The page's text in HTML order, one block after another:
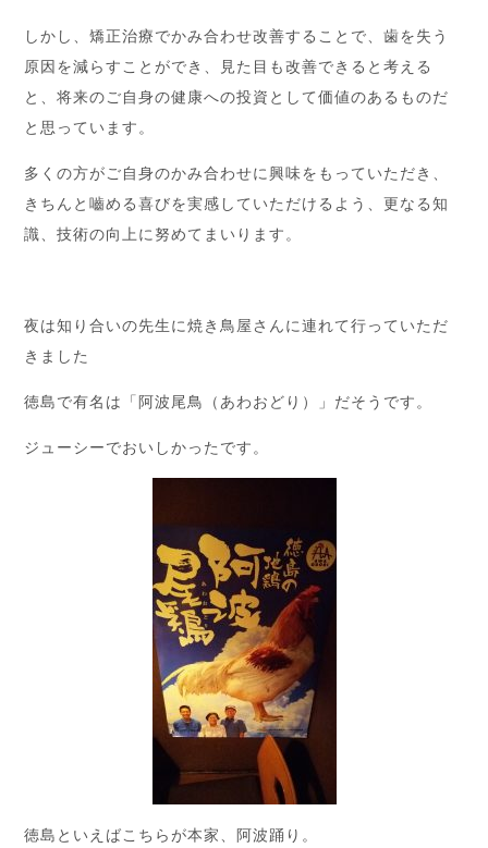
しかし、矯正治療でかみ合わせ改善することで、歯を失う
原因を減らすことができ、見た目も改善できると考える
と、将来のご自身の健康への投資として価値のあるものだ
と思っています。
多くの方がご自身のかみ合わせに興味をもっていただき、
きちんと嚙める喜びを実感していただけるよう、更なる知
識、技術の向上に努めてまいります。
夜は知り合いの先生に焼き鳥屋さんに連れて行っていただ
きました
徳島で有名は「阿波尾鳥（あわおどり）」だそうです。
ジューシーでおいしかったです。
徳島といえばこちらが本家、阿波踊り。